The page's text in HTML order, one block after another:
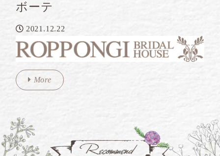
ボーテ
2021.12.22
More